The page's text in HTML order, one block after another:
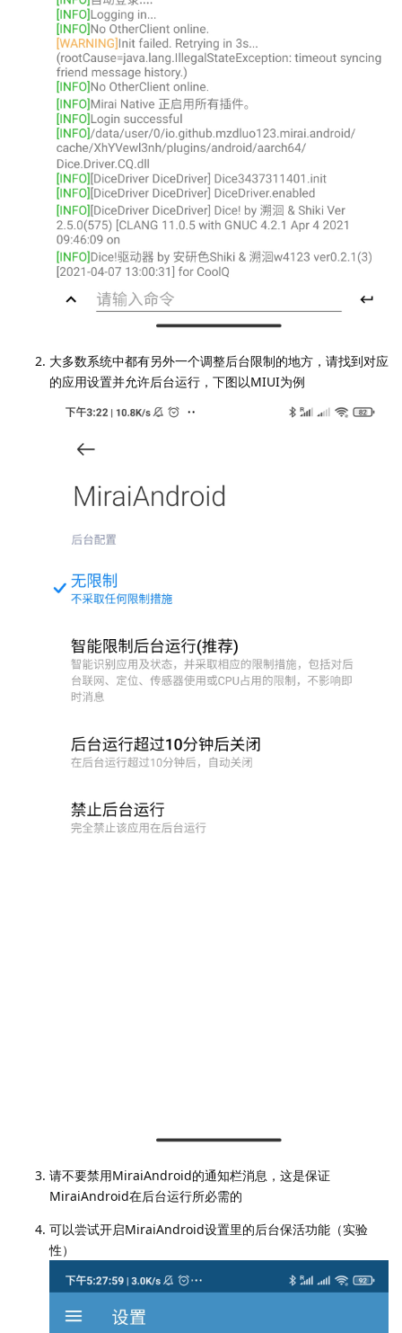
大多数系统中都有另外一个调整后台限制的地方，请找到对应
的应用设置并允许后台运行，下图以MIUI为例
请不要禁用MiraiAndroid的通知栏消息，这是保证
MiraiAndroid在后台运行所必需的
可以尝试开启MiraiAndroid设置里的后台保活功能（实验
性）